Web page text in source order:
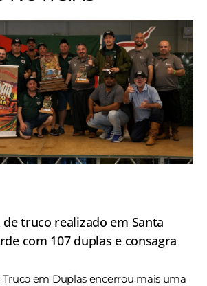
de truco realizado em Santa
com 107 duplas e consagra
Truco em Duplas encerrou mais uma